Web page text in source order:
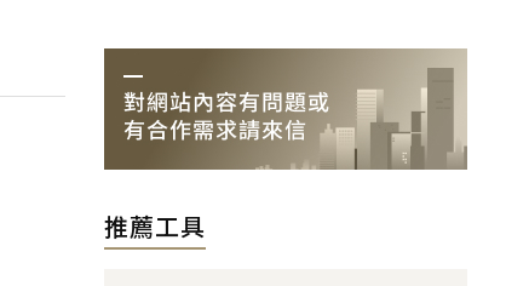
推薦工具